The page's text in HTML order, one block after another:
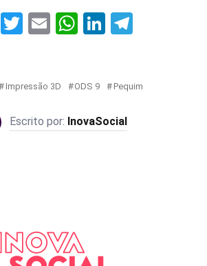
Facebook
Twitter
EmailWhatsApp
LinkedIn
Impressão 3D ODS 9 Pequim
InovaSocial